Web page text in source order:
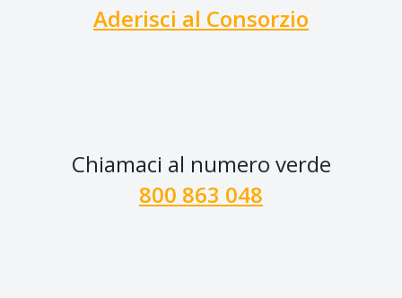
Aderisci al Consorzio
Chiamaci al numero verde
800 863 048